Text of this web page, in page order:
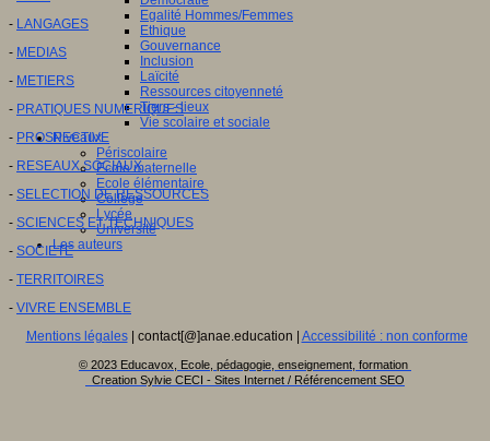
Egalité Hommes/Femmes
Ethique
Gouvernance
Inclusion
Laïcité
Ressources citoyenneté
Tiers - lieux
Vie scolaire et sociale
Niveaux
Périscolaire
Ecole maternelle
Ecole élémentaire
Collège
Lycée
Université
Les auteurs
- LANGAGES
- MEDIAS
- METIERS
- PRATIQUES NUMERIQUES
- PROSPECTIVE
- RESEAUX SOCIAUX
- SELECTION DE RESSOURCES
- SCIENCES ET TECHNIQUES
- SOCIETE
- TERRITOIRES
- VIVRE ENSEMBLE
Mentions légales| contact[@]anae.education | Accessibilité : non conforme
© 2023 Educavox, Ecole, pédagogie, enseignement, formation
Creation Sylvie CECI - Sites Internet / Référencement SEO